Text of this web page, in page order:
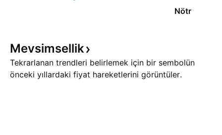
Nötr
Mevsimsellik
Tekrarlanan trendleri belirlemek için bir sembolün
önceki yıllardaki fiyat hareketlerini görüntüler.